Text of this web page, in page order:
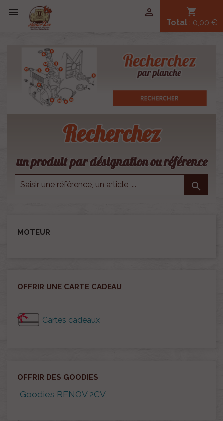
 shopping_cart
Total : 0,00 €

Recherchez
un produit par désignation ou référence

MOTEUR
OFFRIR UNE CARTE CADEAU
Cartes cadeaux
OFFRIR DES GOODIES
Goodies RENOV 2CV